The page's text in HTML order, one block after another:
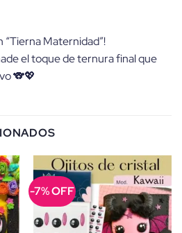
“Tierna Maternidad”!
el toque de ternura final que
🐨💖
-7% OFF